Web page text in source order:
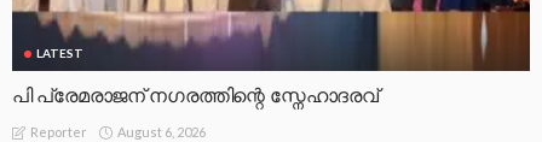
LATEST
പി പ്രേമരാജന് നഗരത്തിന്റെ സ്നേഹാദരവ്
Reporter August 6, 2026